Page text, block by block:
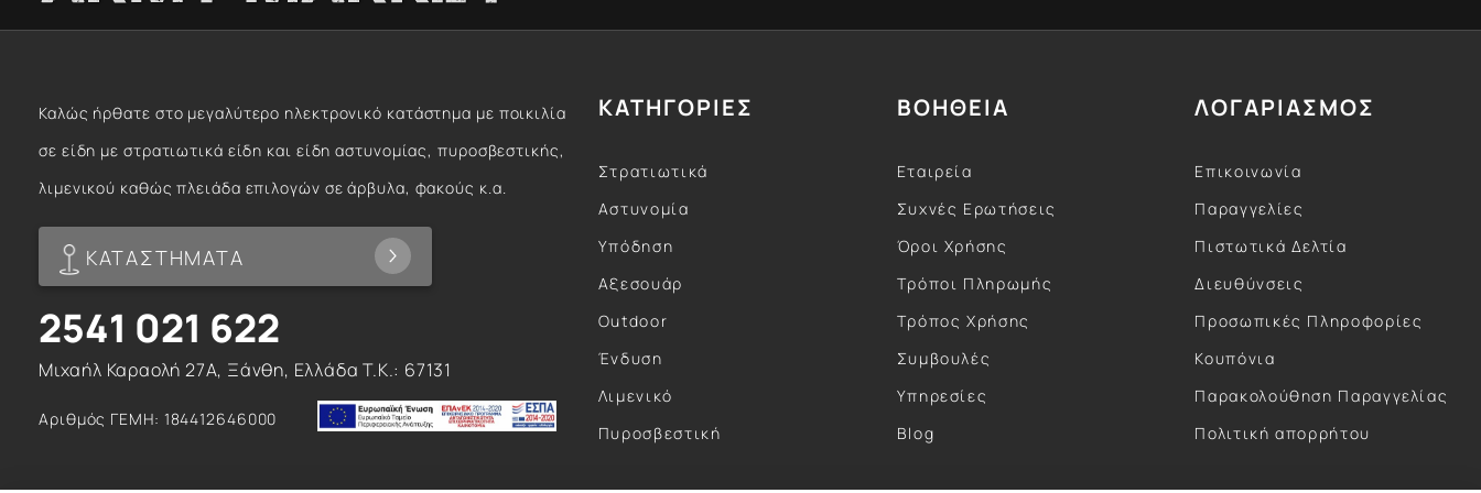
Καλώς ήρθατε στο μεγαλύτερο ηλεκτρονικό κατάστημα με ποικιλία
σε είδη με στρατιωτικά είδη και είδη αστυνομίας, πυροσβεστικής,
λιμενικού καθώς πλειάδα επιλογών σε άρβυλα, φακούς κ.α.
ΚΑΤΑΣΤΗΜΑΤΑ
2541 021 622
Μιχαήλ Καραολή 27Α, Ξάνθη, Ελλάδα T.K.: 67131
Αριθμός ΓΕΜΗ: 184412646000
ΚΑΤΗΓΟΡΙΕΣ
Στρατιωτικά
Αστυνομία
Υπόδηση
Αξεσουάρ
Outdoor
Ένδυση
Λιμενικό
Πυροσβεστική
ΒΟΗΘΕΙΑ
Εταιρεία
Συχνές Ερωτήσεις
Όροι Χρήσης
Τρόποι Πληρωμής
Τρόπος Χρήσης
Συμβουλές
Υπηρεσίες
Blog
ΛΟΓΑΡΙΑΣΜΟΣ
Επικοινωνία
Παραγγελίες
Πιστωτικά Δελτία
Διευθύνσεις
Προσωπικές Πληροφορίες
Κουπόνια
Παρακολούθηση Παραγγελίας
Πολιτική απορρήτου